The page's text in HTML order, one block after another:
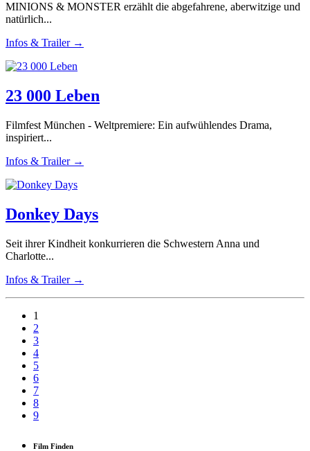
MINIONS & MONSTER erzählt die abgefahrene, aberwitzige und
natürlich...
Infos & Trailer →
23 000 Leben
Filmfest München - Weltpremiere: Ein aufwühlendes Drama,
inspiriert...
Infos & Trailer →
Donkey Days
Seit ihrer Kindheit konkurrieren die Schwestern Anna und
Charlotte...
Infos & Trailer →
1
2
3
4
5
6
7
8
9
Film Finden